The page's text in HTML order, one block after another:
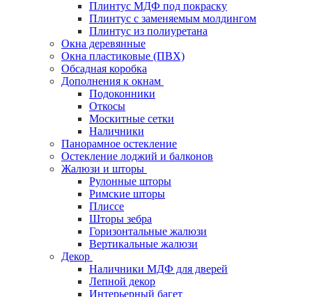
Плинтус МДФ под покраску
Плинтус с заменяемым молдингом
Плинтус из полиуретана
Окна деревянные
Окна пластиковые (ПВХ)
Обсадная коробка
Дополнения к окнам
Подоконники
Откосы
Москитные сетки
Наличники
Панорамное остекление
Остекление лоджий и балконов
Жалюзи и шторы
Рулонные шторы
Римские шторы
Плиссе
Шторы зебра
Горизонтальные жалюзи
Вертикальные жалюзи
Декор
Наличники МДФ для дверей
Лепной декор
Интерьерный багет